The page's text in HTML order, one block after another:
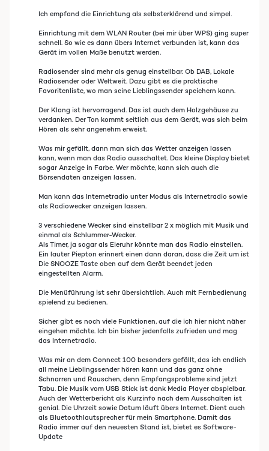
Ich empfand die Einrichtung als selbsterklärend und simpel.
Einrichtung mit dem WLAN Router (bei mir über WPS) ging super
schnell. So wie es dann übers Internet verbunden ist, kann das
Gerät im vollen Maße benutzt werden.
Radiosender sind mehr als genug einstellbar. Ob DAB, Lokale
Radiosender oder Weltweit. Dazu gibt es die praktische
Favoritenliste, wo man seine Lieblingssender speichern kann.
Der Klang ist hervorragend. Das ist auch dem Holzgehäuse zu
verdanken. Der Ton kommt seitlich aus dem Gerät, was sich beim
Hören als sehr angenehm erweist.
Was mir gefällt, dann man sich das Wetter anzeigen lassen
kann, wenn man das Radio ausschaltet. Das kleine Display bietet
sogar Anzeige in Farbe. Wer möchte, kann sich auch die
Börsendaten anzeigen lassen.
Man kann das Internetradio unter Modus als Internetradio sowie
als Radiowecker anzeigen lassen.
3 verschiedene Wecker sind einstellbar 2 x möglich mit Musik und
einmal als Schlummer-Wecker.
Als Timer, ja sogar als Eieruhr könnte man das Radio einstellen.
Ein lauter Piepton erinnert einen dann daran, dass die Zeit um ist
Die SNOOZE Taste oben auf dem Gerät beendet jeden
eingestellten Alarm.
Die Menüführung ist sehr übersichtlich. Auch mit Fernbedienung
spielend zu bedienen.
Sicher gibt es noch viele Funktionen, auf die ich hier nicht näher
eingehen möchte. Ich bin bisher jedenfalls zufrieden und mag
das Internetradio.
Was mir an dem Connect 100 besonders gefällt, das ich endlich
all meine Lieblingssender hören kann und das ganz ohne
Schnarren und Rauschen, denn Empfangsprobleme sind jetzt
Tabu. Die Musik vom USB Stick ist dank Media Player abspielbar.
Auch der Wetterbericht als Kurzinfo nach dem Ausschalten ist
genial. Die Uhrzeit sowie Datum läuft übers Internet. Dient auch
als Bluetoothlautsprecher für mein Smartphone. Damit das
Radio immer auf den neuesten Stand ist, bietet es Software-
Update